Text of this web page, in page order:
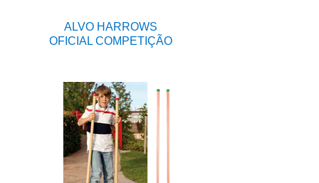
ALVO HARROWS
OFICIAL COMPETIÇÃO